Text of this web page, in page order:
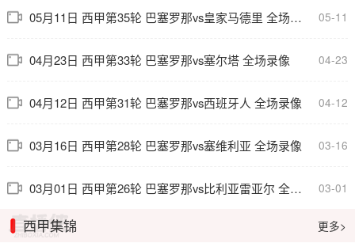
05月11日 西甲第35轮 巴塞罗那vs皇家马德里 全场录像 05-11
04月23日 西甲第33轮 巴塞罗那vs塞尔塔 全场录像 04-23
04月12日 西甲第31轮 巴塞罗那vs西班牙人 全场录像 04-12
03月16日 西甲第28轮 巴塞罗那vs塞维利亚 全场录像 03-16
03月01日 西甲第26轮 巴塞罗那vs比利亚雷亚尔 全场录像 03-01
西甲集锦 更多>